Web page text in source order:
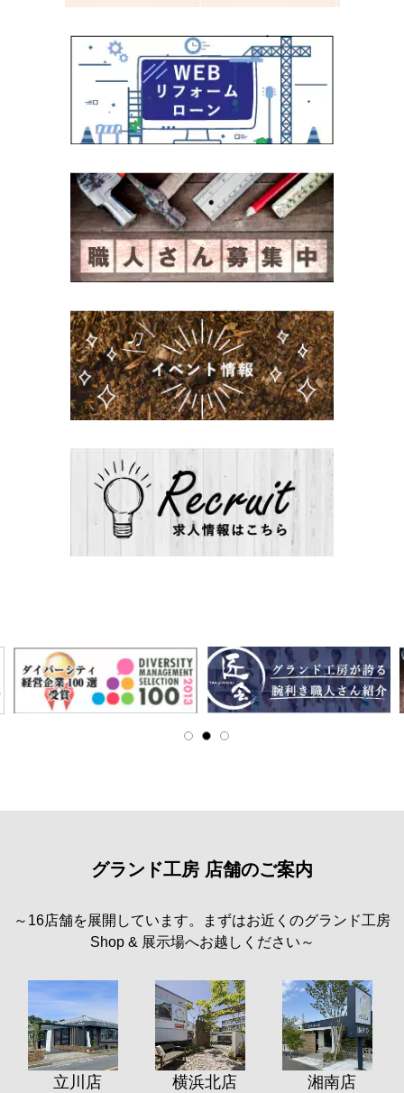
グランド工房 店舗のご案内
～16店舗を展開しています。まずはお近くのグランド工房
Shop & 展示場へお越しください～
立川店 横浜北店 湘南店